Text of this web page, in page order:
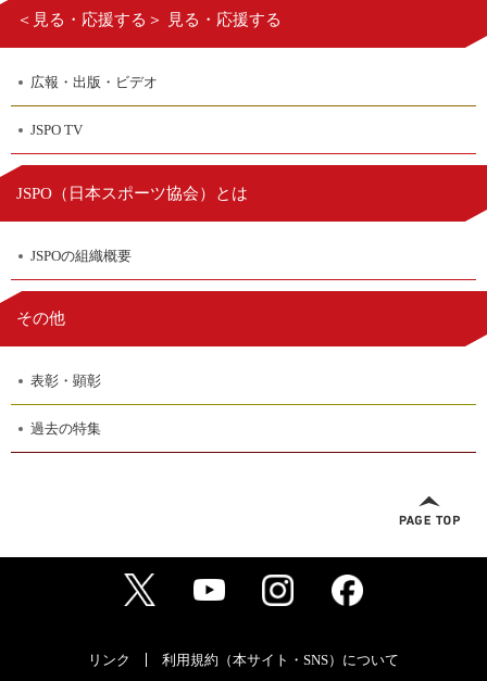
＜見る・応援する＞ 見る・応援する
広報・出版・ビデオ
JSPO TV
JSPO（ 日本スポーツ協会）とは
JSPOの組織概要
その他
表彰・顕彰
過去の特集
リンク
利用規約（本サイト・SNS）について